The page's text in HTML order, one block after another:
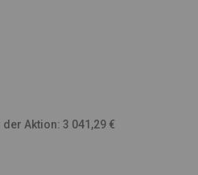
Aktion: 3 041,29 €